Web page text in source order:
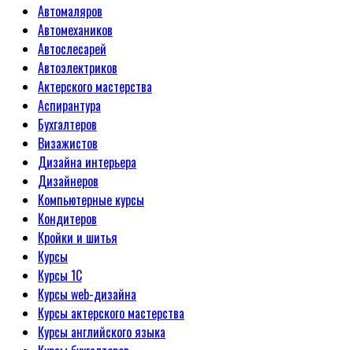
Автомаляров
Автомехаников
Автослесарей
Автоэлектриков
Актерского мастерства
Аспирантура
Бухгалтеров
Визажистов
Дизайна интерьера
Дизайнеров
Компьютерные курсы
Кондитеров
Кройки и шитья
Курсы
Курсы 1С
Курсы web-дизайна
Курсы актерского мастерства
Курсы английского языка